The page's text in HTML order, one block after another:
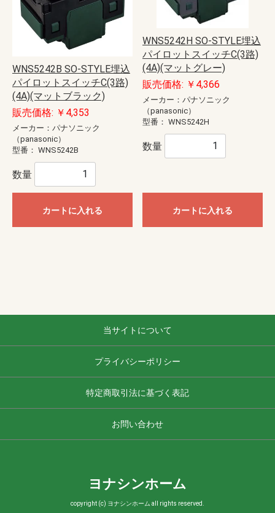
WNS5242B SO-STYLE埋込
パイロットスイッチC(3路)
(4A)(マットブラック)
販売価格: ￥4,353
メーカー：パナソニック
（panasonic）
型番： WNS5242B
数量
カートに入れる
WNS5242H SO-STYLE埋込
パイロットスイッチC(3路)
(4A)(マットグレー)
販売価格: ￥4,366
メーカー：パナソニック
（panasonic）
型番： WNS5242H
数量
カートに入れる
当サイトについて
プライバシーポリシー
特定商取引法に基づく表記
お問い合わせ
ヨナシンホーム
copyright (c) ヨナシンホーム all rights reserved.